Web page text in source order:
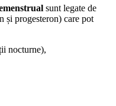
sunt legate de
și progesteron) care pot
nocturne),